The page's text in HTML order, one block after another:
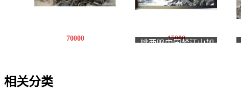
70000
姚西鸣中国梦江山如
15000
相关分类